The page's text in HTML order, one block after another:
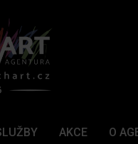
AKCE O